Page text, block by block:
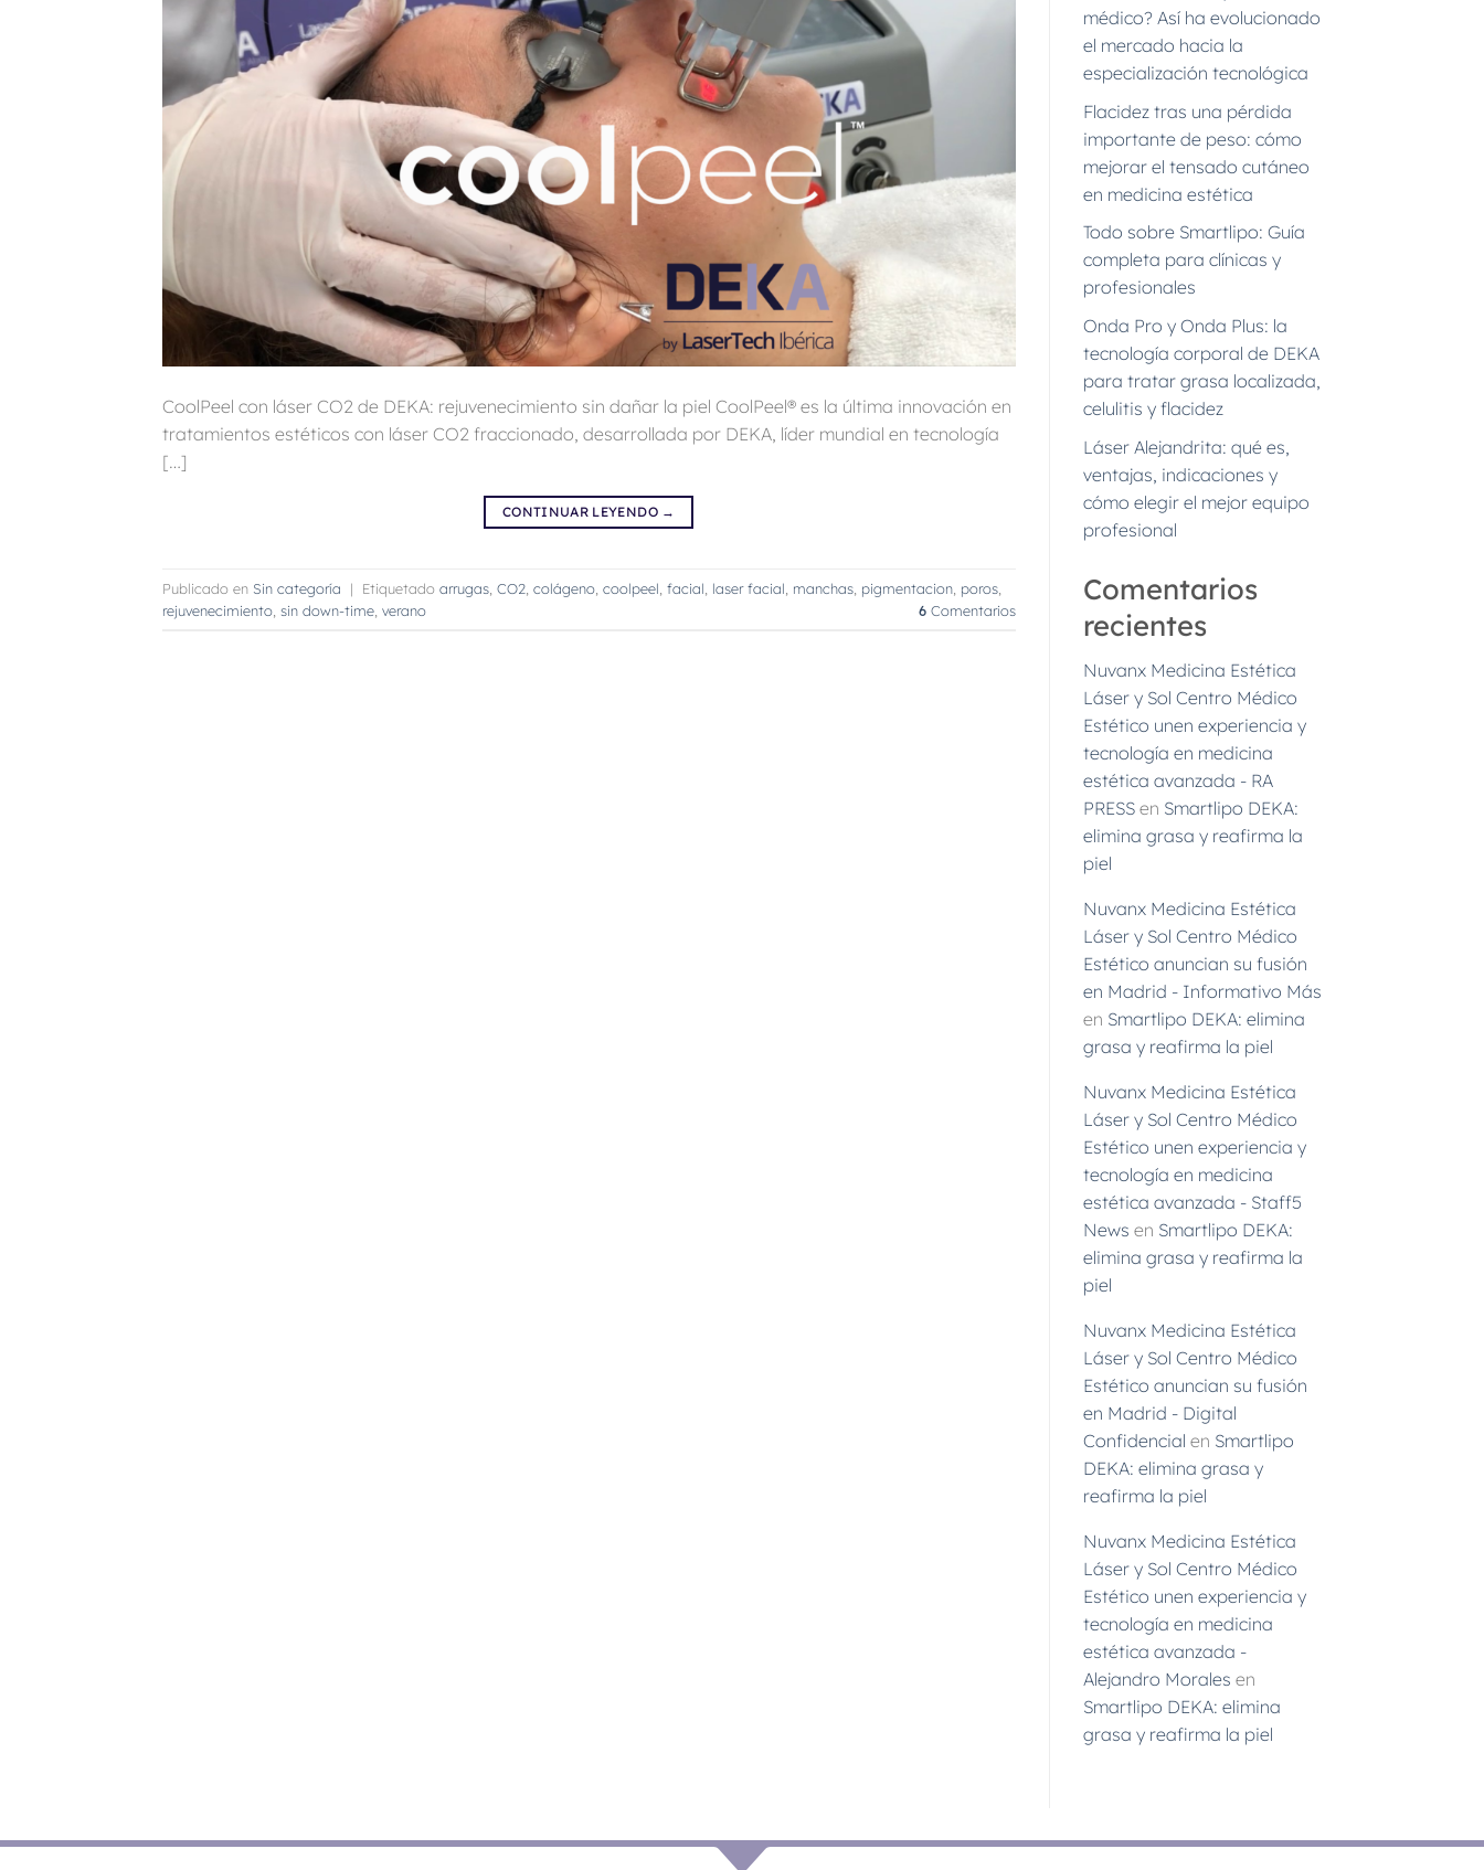
CoolPeel con láser CO2 de DEKA: rejuvenecimiento sin dañar la piel CoolPeel® es la última innovación en
tratamientos estéticos con láser CO2 fraccionado, desarrollada por DEKA, líder mundial en tecnología
[…]
CONTINUAR LEYENDO →
Publicado en Sin categoría | Etiquetado arrugas CO2 colágeno coolpeel facial laser facial manchas pigmentacion poros
rejuvenecimiento sin down-time verano 6Comentarios
médico? Así ha evolucionado
el mercado hacia la
especialización tecnológica
Flacidez tras una pérdida
importante de peso: cómo
mejorar el tensado cutáneo
en medicina estética
Todo sobre Smartlipo: Guía
completa para clínicas y
profesionales
Onda Pro y Onda Plus: la
tecnología corporal de DEKA
para tratar grasa localizada,
celulitis y flacidez
Láser Alejandrita: qué es,
ventajas, indicaciones y
cómo elegir el mejor equipo
profesional
Comentarios
recientes
Nuvanx Medicina Estética
Láser y Sol Centro Médico
Estético unen experiencia y
tecnología en medicina
estética avanzada - RA
PRESSen Smartlipo DEKA:
elimina grasa y reafirma la
piel
Nuvanx Medicina Estética
Láser y Sol Centro Médico
Estético anuncian su fusión
en Madrid - Informativo Más
en Smartlipo DEKA: elimina
grasa y reafirma la piel
Nuvanx Medicina Estética
Láser y Sol Centro Médico
Estético unen experiencia y
tecnología en medicina
estética avanzada - Staff5
News en Smartlipo DEKA:
elimina grasa y reafirma la
piel
Nuvanx Medicina Estética
Láser y Sol Centro Médico
Estético anuncian su fusión
en Madrid - Digital
Confidencial en Smartlipo
DEKA: elimina grasa y
reafirma la piel
Nuvanx Medicina Estética
Láser y Sol Centro Médico
Estético unen experiencia y
tecnología en medicina
estética avanzada -
Alejandro Morales en
Smartlipo DEKA: elimina
grasa y reafirma la piel